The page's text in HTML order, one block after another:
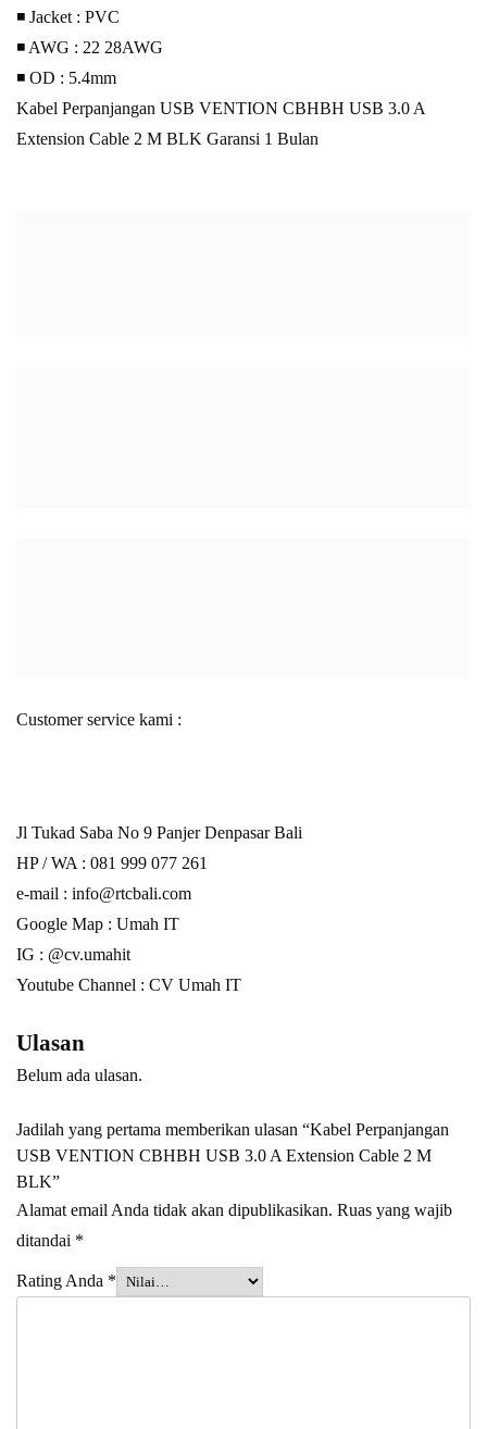
◾ Jacket : PVC
◾ AWG : 22 28AWG
◾ OD : 5.4mm
Kabel Perpanjangan USB VENTION CBHBH USB 3.0 A
Extension Cable 2 M BLK Garansi 1 Bulan
Customer service kami :
Jl Tukad Saba No 9 Panjer Denpasar Bali
HP / WA : 081 999 077 261
e-mail : info@rtcbali.com
Google Map : Umah IT
IG : @cv.umahit
Youtube Channel : CV Umah IT
Ulasan
Belum ada ulasan.
Jadilah yang pertama memberikan ulasan “Kabel Perpanjangan
USB VENTION CBHBH USB 3.0 A Extension Cable 2 M
BLK”
Alamat email Anda tidak akan dipublikasikan. Ruas yang wajib
ditandai *
Rating Anda *